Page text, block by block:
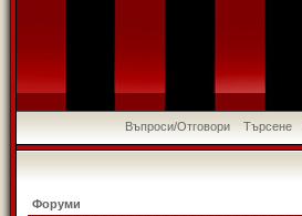
Въпроси/Отговори Търсене
Форуми